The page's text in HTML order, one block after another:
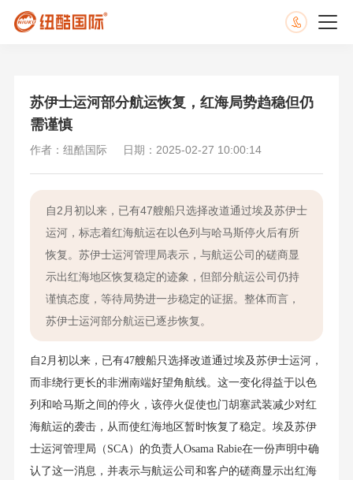
苏伊士运河部分航运恢复，红海局势趋稳但仍
需谨慎
作者：纽酷国际 日期：2025-02-27 10:00:14
自2月初以来，已有47艘船只选择改道通过埃及苏伊士
运河，标志着红海航运在以色列与哈马斯停火后有所
恢复。苏伊士运河管理局表示，与航运公司的磋商显
示出红海地区恢复稳定的迹象，但部分航运公司仍持
谨慎态度，等待局势进一步稳定的证据。整体而言，
苏伊士运河部分航运已逐步恢复。
自2月初以来，已有47艘船只选择改道通过埃及苏伊士运河，
而非绕行更长的非洲南端好望角航线。这一变化得益于以色
列和哈马斯之间的停火，该停火促使也门胡塞武装减少对红
海航运的袭击，从而使红海地区暂时恢复了稳定。埃及苏伊
士运河管理局（SCA）的负责人Osama Rabie在一份声明中确
认了这一消息，并表示与航运公司和客户的磋商显示出红海